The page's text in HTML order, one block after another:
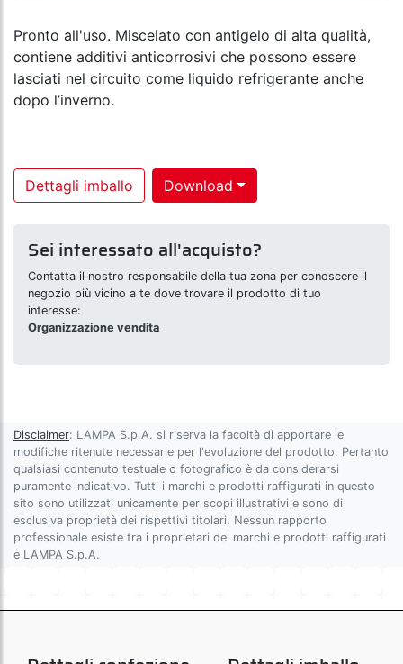
Pronto all'uso. Miscelato con antigelo di alta qualità,
contiene additivi anticorrosivi che possono essere
lasciati nel circuito come liquido refrigerante anche
dopo l’inverno.
Dettagli imballo Download
Sei interessato all'acquisto?
Contatta il nostro responsabile della tua zona per conoscere il
negozio più vicino a te dove trovare il prodotto di tuo
interesse:
Organizzazione vendita
Disclaimer: LAMPA S.p.A. si riserva la facoltà di apportare le
modifiche ritenute necessarie per l'evoluzione del prodotto. Pertanto
qualsiasi contenuto testuale o fotografico è da considerarsi
puramente indicativo. Tutti i marchi e prodotti raffigurati in questo
sito sono utilizzati unicamente per scopi illustrativi e sono di
esclusiva proprietà dei rispettivi titolari. Nessun rapporto
professionale esiste tra i proprietari dei marchi e prodotti raffigurati
e LAMPA S.p.A.